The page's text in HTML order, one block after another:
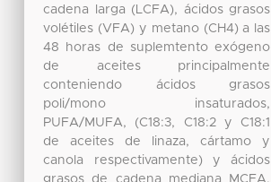
cadena larga (LCFA), ácidos grasos
volétiles (VFA) y metano (CH4) a las
48 horas de suplemtento exógeno
de aceites principalmente
conteniendo ácidos grasos
poli/mono insaturados,
PUFA/MUFA, (C18:3, C18:2 y C18:1
de aceites de linaza, cártamo y
canola respectivamente) y ácidos
grasos de cadena mediana MCFA,